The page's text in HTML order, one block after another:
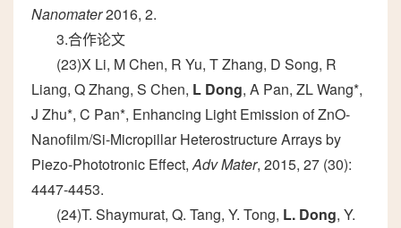
Nanomater2016, 2.
3.合作论文
(23)X Li, M Chen, R Yu, T Zhang, D Song, R
Liang, Q Zhang, S Chen, L Dong, A Pan, ZL Wang*,
J Zhu*, C Pan*, Enhancing Light Emission of ZnO-
Nanofilm/Si-Micropillar Heterostructure Arrays by
Piezo-Phototronic Effect,Adv Mater, 2015, 27 (30):
4447-4453.
(24)T. Shaymurat, Q. Tang, Y. Tong, L. Dong, Y.